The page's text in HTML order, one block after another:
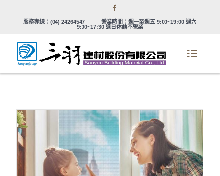
服務專線：(04) 24264547
營業時間：週一至週五 9:00~19:00 週六
9:00~17:30 週日休館不營業